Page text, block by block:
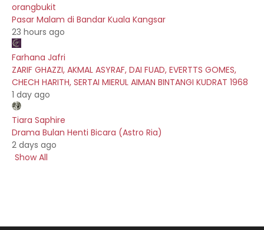
orangbukit
Pasar Malam di Bandar Kuala Kangsar
23 hours ago
Farhana Jafri
ZARIF GHAZZI, AKMAL ASYRAF, DAI FUAD, EVERTTS GOMES,
CHECH HARITH, SERTAI MIERUL AIMAN BINTANGI KUDRAT 1968
1 day ago
Tiara Saphire
Drama Bulan Henti Bicara (Astro Ria)
2 days ago
Show All